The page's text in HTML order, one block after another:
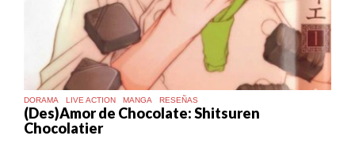
DORAMA LIVE ACTION MANGA RESEÑAS
(Des)Amor de Chocolate: Shitsuren
Chocolatier